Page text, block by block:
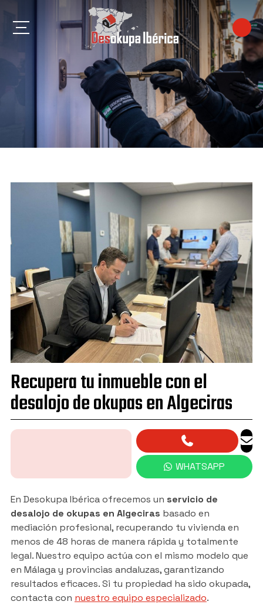
Benalmádena
Fuengirola
Granada
Jaén
Manilva
Marbella
Mijas
Motril
Nerja
Sevilla
Vélez-Málaga
Recupera tu inmueble con el
desalojo de okupas en Algeciras
WHATSAPP
En Desokupa Ibérica ofrecemos un servicio de
desalojo de okupas en Algeciras basado en
mediación profesional, recuperando tu vivienda en
menos de 48 horas de manera rápida y totalmente
legal. Nuestro equipo actúa con el mismo modelo que
en Málaga y provincias andaluzas, garantizando
resultados eficaces. Si tu propiedad ha sido okupada,
contacta con nuestro equipo especializado.